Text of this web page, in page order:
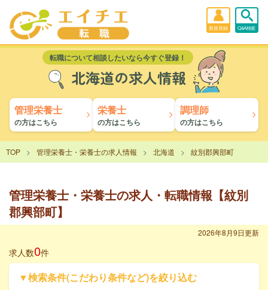
新規登録 Q&A検索
転職について相談したいなら今すぐ登録！
北海道の求人情報
管理栄養士
の方はこちら
栄養士
の方はこちら
調理師
の方はこちら
TOP 管理栄養士・栄養士の求人情報 北海道 紋別郡興部町
管理栄養士・栄養士の求人・転職情報【紋別
郡興部町】
2026年8月9日更新
求人数0件
▼検索条件(こだわり条件など)を絞り込む